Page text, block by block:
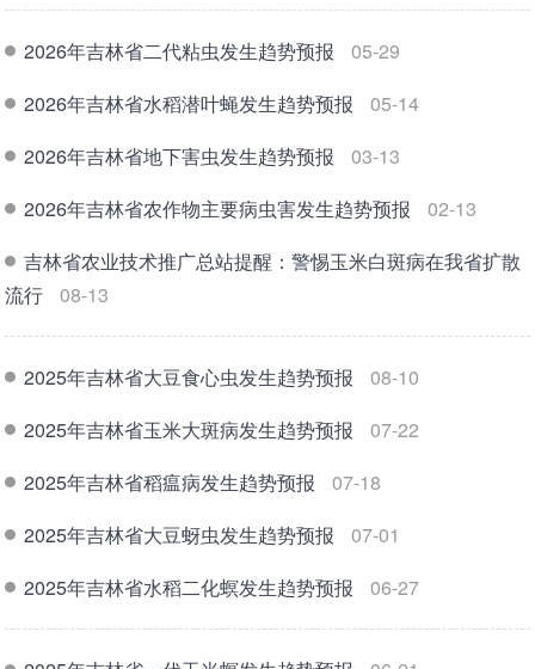
2026年吉林省二代粘虫发生趋势预报
05-29
2026年吉林省水稻潜叶蝇发生趋势预报
05-14
2026年吉林省地下害虫发生趋势预报
03-13
2026年吉林省农作物主要病虫害发生趋势预报
02-13
吉林省农业技术推广总站提醒：警惕玉米白斑病在我省扩散
流行
08-13
2025年吉林省大豆食心虫发生趋势预报
08-10
2025年吉林省玉米大斑病发生趋势预报
07-22
2025年吉林省稻瘟病发生趋势预报
07-18
2025年吉林省大豆蚜虫发生趋势预报
07-01
2025年吉林省水稻二化螟发生趋势预报
06-27